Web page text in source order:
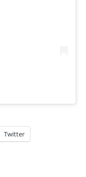
Twitter